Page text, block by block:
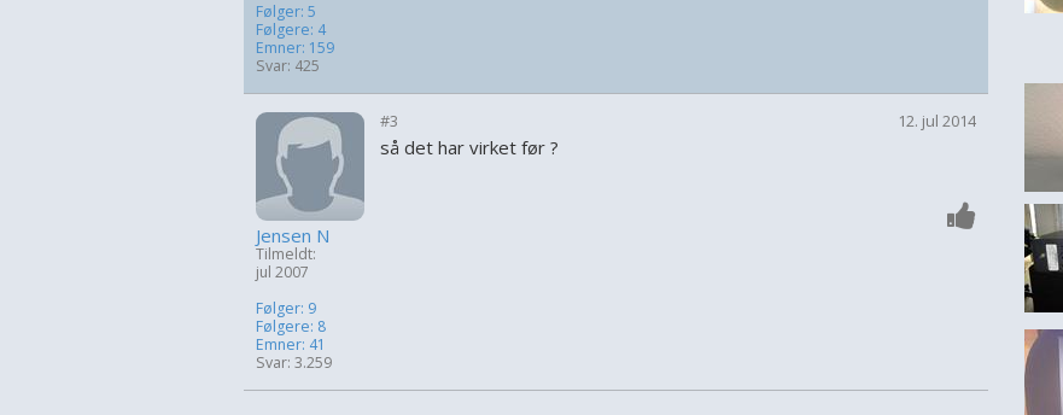
Følger: 5
Følgere: 4
Emner: 159
Svar: 425
Jensen N
Tilmeldt:
jul 2007
Følger: 9
Følgere: 8
Emner: 41
Svar: 3.259
#3 12. jul 2014
så det har virket før ?